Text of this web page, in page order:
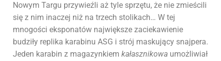
Nowym Targu przywieźli aż tyle sprzętu, że nie zmieścili
się z nim inaczej niż na trzech stolikach… W tej
mnogości eksponatów największe zaciekawienie
budziły replika karabinu ASG i strój maskujący snajpera.
Jeden karabin z magazynkiem kałasznikowa umożliwiał